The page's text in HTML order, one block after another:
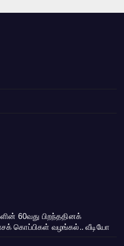
60வது பிறந்ததினக்
கொப்பிகள் வழங்கல்.. வீடியோ